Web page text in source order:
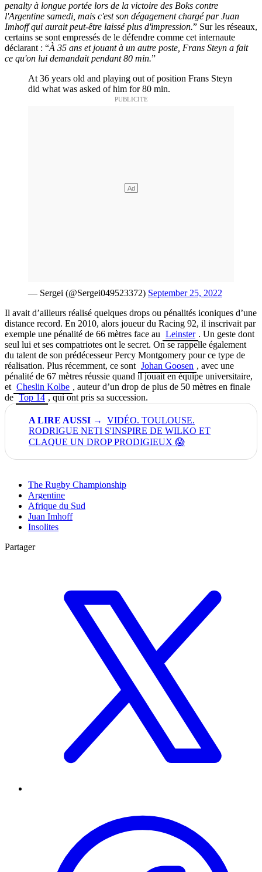
penalty à longue portée lors de la victoire des Boks contre
l'Argentine samedi, mais c'est son dégagement chargé par Juan
Imhoff qui aurait peut-être laissé plus d'impression.” Sur les réseaux,
certains se sont empressés de le défendre comme cet internaute
déclarant : “À 35 ans et jouant à un autre poste, Frans Steyn a fait
ce qu'on lui demandait pendant 80 min.”
At 36 years old and playing out of position Frans Steyn
did what was asked of him for 80 min.
— Sergei (@Sergei049523372) September 25, 2022
Il avait d’ailleurs réalisé quelques drops ou pénalités iconiques d’une
distance record. En 2010, alors joueur du Racing 92, il inscrivait par
exemple une pénalité de 66 mètres face au Leinster . Un geste dont
seul lui et ses compatriotes ont le secret. On se rappelle également
du talent de son prédécesseur Percy Montgomery pour ce type de
réalisation. Plus récemment, ce sont Johan Goosen , avec une
pénalité de 67 mètres réussie quand il jouait en équipe universitaire,
et Cheslin Kolbe , auteur d’un drop de plus de 50 mètres en finale
de Top 14 , qui ont pris sa succession.
VIDÉO. TOULOUSE.
RODRIGUE NETI S'INSPIRE DE WILKO ET
CLAQUE UN DROP PRODIGIEUX 😱
The Rugby Championship
Argentine
Afrique du Sud
Juan Imhoff
Insolites
Partager